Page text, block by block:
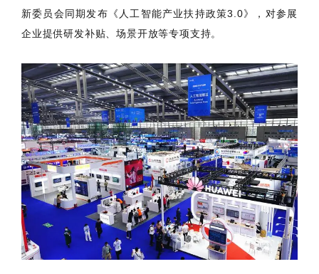
新委员会同期发布《人工智能产业扶持政策3.0》，对参展
企业提供研发补贴、场景开放等专项支持。